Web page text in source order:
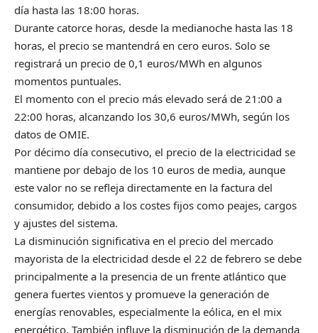
día hasta las 18:00 horas.
Durante catorce horas, desde la medianoche hasta las 18
horas, el precio se mantendrá en cero euros. Solo se
registrará un precio de 0,1 euros/MWh en algunos
momentos puntuales.
El momento con el precio más elevado será de 21:00 a
22:00 horas, alcanzando los 30,6 euros/MWh, según los
datos de OMIE.
Por décimo día consecutivo, el precio de la electricidad se
mantiene por debajo de los 10 euros de media, aunque
este valor no se refleja directamente en la factura del
consumidor, debido a los costes fijos como peajes, cargos
y ajustes del sistema.
La disminución significativa en el precio del mercado
mayorista de la electricidad desde el 22 de febrero se debe
principalmente a la presencia de un frente atlántico que
genera fuertes vientos y promueve la generación de
energías renovables, especialmente la eólica, en el mix
energético. También influye la disminución de la demanda